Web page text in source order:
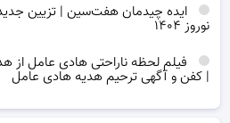
ایده چیدمان هفت‌سین | تزیین
نوروز ۱۴۰۴
فیلم لحظه ناراحتی هادی عامل از
| کفن و آگهی ترحیم هدیه هادی عامل